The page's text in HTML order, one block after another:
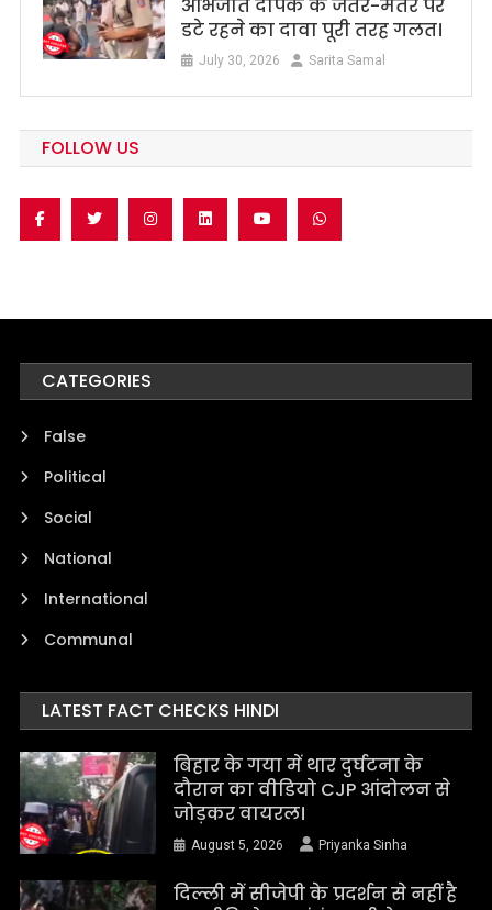
अभिजीत दीपके के जंतर-मंतर पर
डटे रहने का दावा पूरी तरह गलत।
July 30, 2026 Sarita Samal
FOLLOW US
CATEGORIES
False
Political
Social
National
International
Communal
LATEST FACT CHECKS HINDI
बिहार के गया में थार दुर्घटना के
दौरान का वीडियो CJP आंदोलन से
जोड़कर वायरल।
August 5, 2026 Priyanka Sinha
दिल्ली में सीजेपी के प्रदर्शन से नहीं है